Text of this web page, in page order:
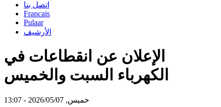
اتصل بنا
Francais
Pulaar
الأرشيف
الإعلان عن انقطاعات في
الكهرباء السبت والخميس
خميس, 2026/05/07 - 13:07